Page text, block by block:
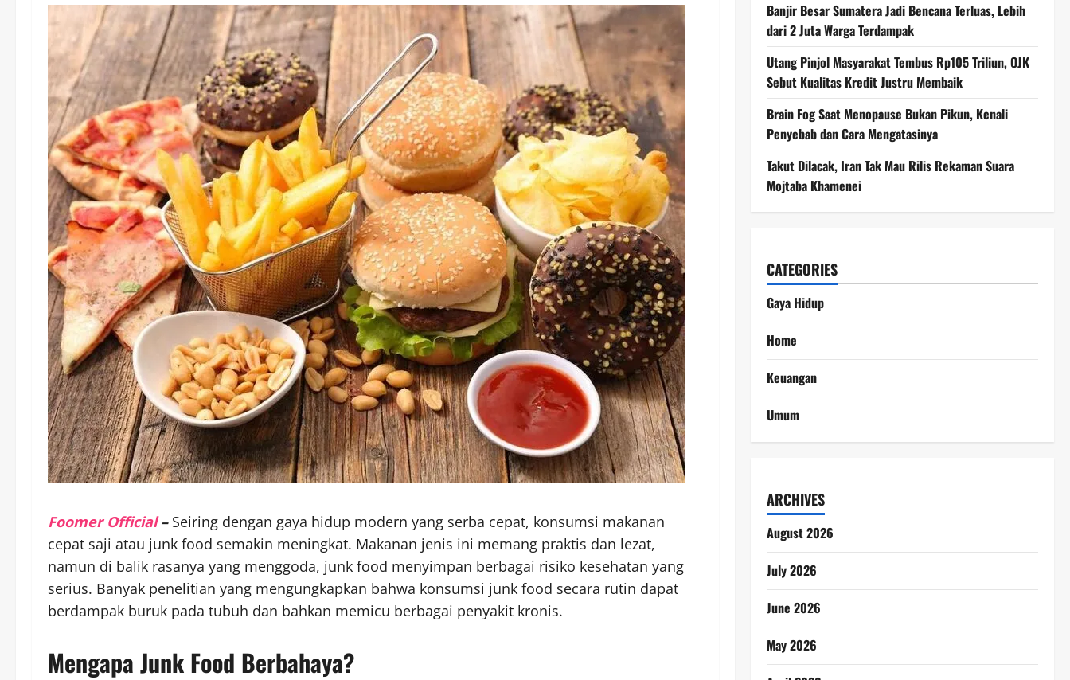
Foomer Official–Seiring dengan gaya hidup modern yang serba cepat, konsumsi makanan
cepat saji atau junk food semakin meningkat. Makanan jenis ini memang praktis dan lezat,
namun di balik rasanya yang menggoda, junk food menyimpan berbagai risiko kesehatan yang
serius. Banyak penelitian yang mengungkapkan bahwa konsumsi junk food secara rutin dapat
berdampak buruk pada tubuh dan bahkan memicu berbagai penyakit kronis.
Mengapa Junk Food Berbahaya?
Banjir Besar Sumatera Jadi Bencana Terluas, Lebih
dari 2 Juta Warga Terdampak
Utang Pinjol Masyarakat Tembus Rp105 Triliun, OJK
Sebut Kualitas Kredit Justru Membaik
Brain Fog Saat Menopause Bukan Pikun, Kenali
Penyebab dan Cara Mengatasinya
Takut Dilacak, Iran Tak Mau Rilis Rekaman Suara
Mojtaba Khamenei
CATEGORIES
Gaya Hidup
Home
Keuangan
Umum
ARCHIVES
August 2026
July 2026
June 2026
May 2026